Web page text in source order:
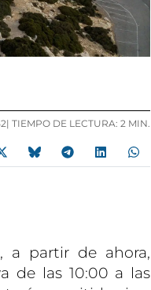
| TIEMPO DE LECTURA: 2 MIN.
a partir de ahora,
de las 10:00 a las